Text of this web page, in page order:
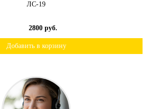
ЛС-19
2800 руб.
Добавить в корзину